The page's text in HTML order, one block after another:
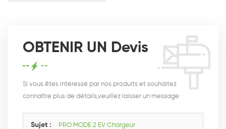
OBTENIR UN Devis
Si vous êtes intéressé par nos produits et souhaitez
connaître plus de détails,veuillez laisser un message
Sujet : PRO MODE 2 EV Chargeur